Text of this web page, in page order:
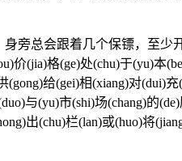
身旁总会跟着几个保镖，
价(jia)格(ge)处(chu)于(yu)本
(gong)给(gei)相(xiang)对(dui)
与(yu)市(shi)场(chang)的
出(chu)栏(lan)或(huo)将